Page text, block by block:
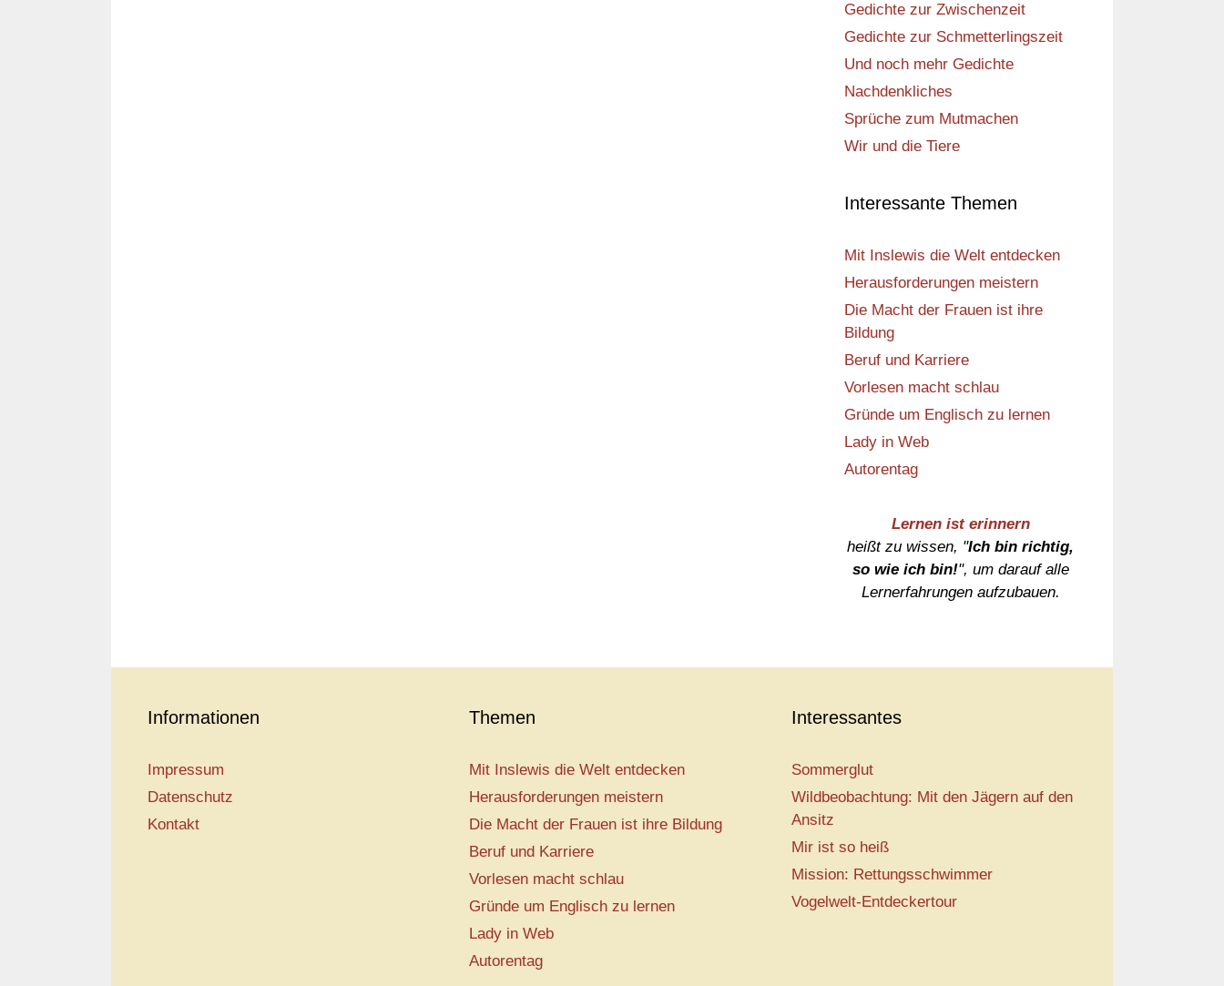
Gedichte zur Zwischenzeit
Gedichte zur Schmetterlingszeit
Und noch mehr Gedichte
Nachdenkliches
Sprüche zum Mutmachen
Wir und die Tiere
Interessante Themen
Mit Inslewis die Welt entdecken
Herausforderungen meistern
Die Macht der Frauen ist ihre
Bildung
Beruf und Karriere
Vorlesen macht schlau
Gründe um Englisch zu lernen
Lady in Web
Autorentag
Lernen ist erinnern
heißt zu wissen, "Ich bin richtig,
so wie ich bin!", um darauf alle
Lernerfahrungen aufzubauen.
Informationen
Impressum
Datenschutz
Kontakt
Themen
Mit Inslewis die Welt entdecken
Herausforderungen meistern
Die Macht der Frauen ist ihre Bildung
Beruf und Karriere
Vorlesen macht schlau
Gründe um Englisch zu lernen
Lady in Web
Autorentag
Interessantes
Sommerglut
Wildbeobachtung: Mit den Jägern auf den
Ansitz
Mir ist so heiß
Mission: Rettungsschwimmer
Vogelwelt-Entdeckertour